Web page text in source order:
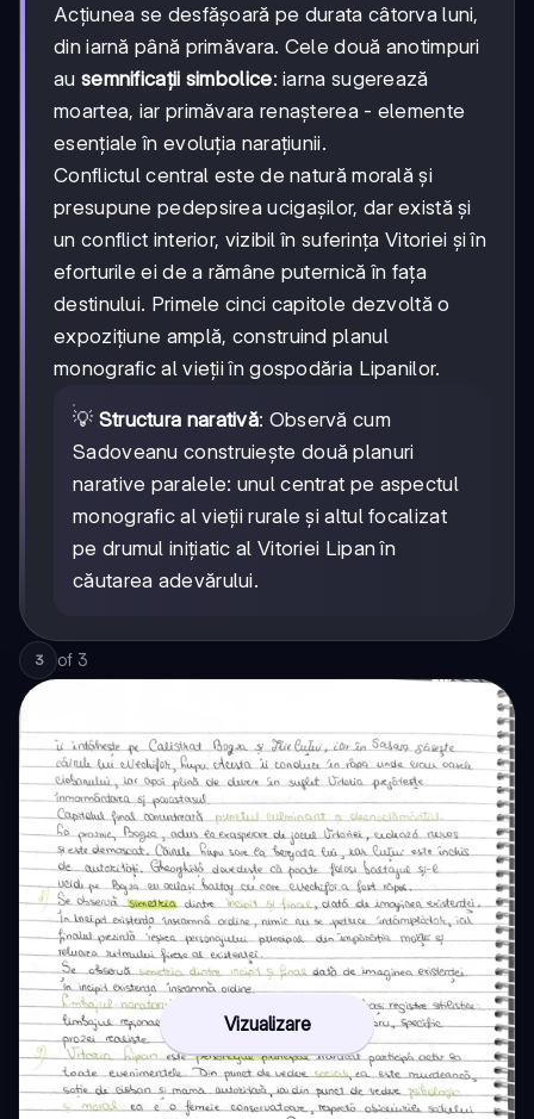
Acțiunea se desfășoară pe durata câtorva luni,
din iarnă până primăvara. Cele două anotimpuri
au semnificații simbolice: iarna sugerează
moartea, iar primăvara renașterea - elemente
esențiale în evoluția narațiunii.
Conflictul central este de natură morală și
presupune pedepsirea ucigașilor, dar există și
un conflict interior, vizibil în suferința Vitoriei și în
eforturile ei de a rămâne puternică în fața
destinului. Primele cinci capitole dezvoltă o
expozițiune amplă, construind planul
monografic al vieții în gospodăria Lipanilor.
💡 Structura narativă: Observă cum
Sadoveanu construiește două planuri
narative paralele: unul centrat pe aspectul
monografic al vieții rurale și altul focalizat
pe drumul inițiatic al Vitoriei Lipan în
căutarea adevărului.
3 of 3
Vizualizare